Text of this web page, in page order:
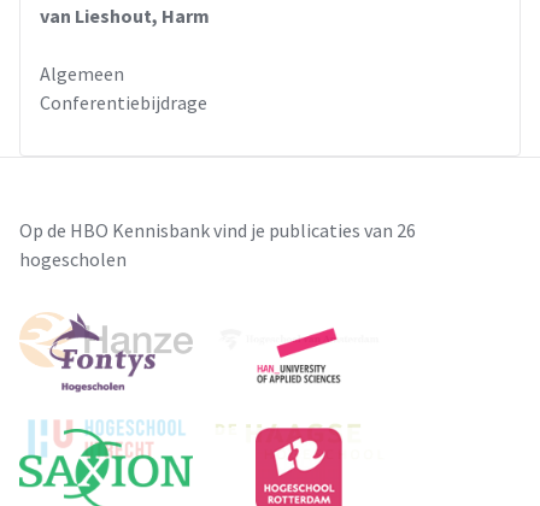
van Lieshout, Harm
Algemeen
Conferentiebijdrage
Op de HBO Kennisbank vind je publicaties van 26
hogescholen